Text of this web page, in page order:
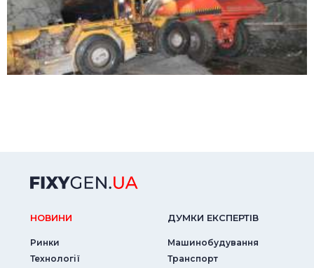
НОВИНИ
Ринки
Технології
ДУМКИ ЕКСПЕРТIВ
Машинобудування
Транспорт